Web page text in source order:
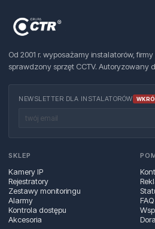
Od 2001 r. wyposażamy instalatorów,
sprawdzony sprzęt CCTV. Autoryzowany
NEWSLETTER DLA INSTALATORÓW
SKLEP
Kamery IP
Rejestratory
Zestawy monitoringu
Alarmy
Kontrola dostępu
Akcesoria
FAQ